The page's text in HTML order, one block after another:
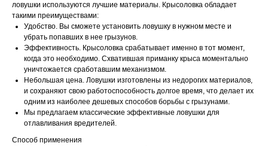
ловушки используются лучшие материалы. Крысоловка обладает
такими преимуществами:
Удобство. Вы сможете установить ловушку в нужном месте и
убрать попавших в нее грызунов.
Эффективность. Крысоловка срабатывает именно в тот момент,
когда это необходимо. Схватившая приманку крыса моментально
уничтожается сработавшим механизмом.
Небольшая цена. Ловушки изготовлены из недорогих материалов,
и сохраняют свою работоспособность долгое время, что делает их
одним из наиболее дешевых способов борьбы с грызунами.
Мы предлагаем классические эффективные ловушки для
отлавливания вредителей.
Способ применения